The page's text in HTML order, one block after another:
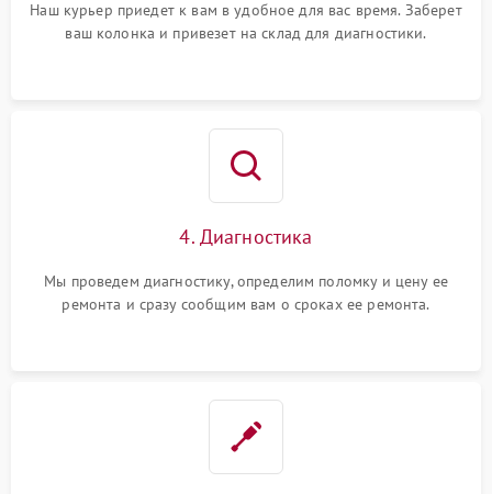
Наш курьер приедет к вам в удобное для вас время. Заберет
ваш колонка и привезет на склад для диагностики.
4. Диагностика
Мы проведем диагностику, определим поломку и цену ее
ремонта и сразу сообщим вам о сроках ее ремонта.